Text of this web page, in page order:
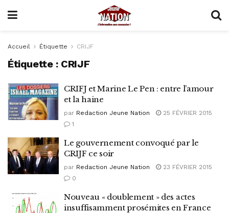
Accueil Étiquette CRIJF
Étiquette : CRIJF
CRIFJ et Marine Le Pen : entre l’amour
et la haine
par Redaction Jeune Nation
25 FÉVRIER 2015
1
Le gouvernement convoqué par le
CRIJF ce soir
par Redaction Jeune Nation
23 FÉVRIER 2015
0
Nouveau « doublement » des actes
insuffisamment prosémites en France